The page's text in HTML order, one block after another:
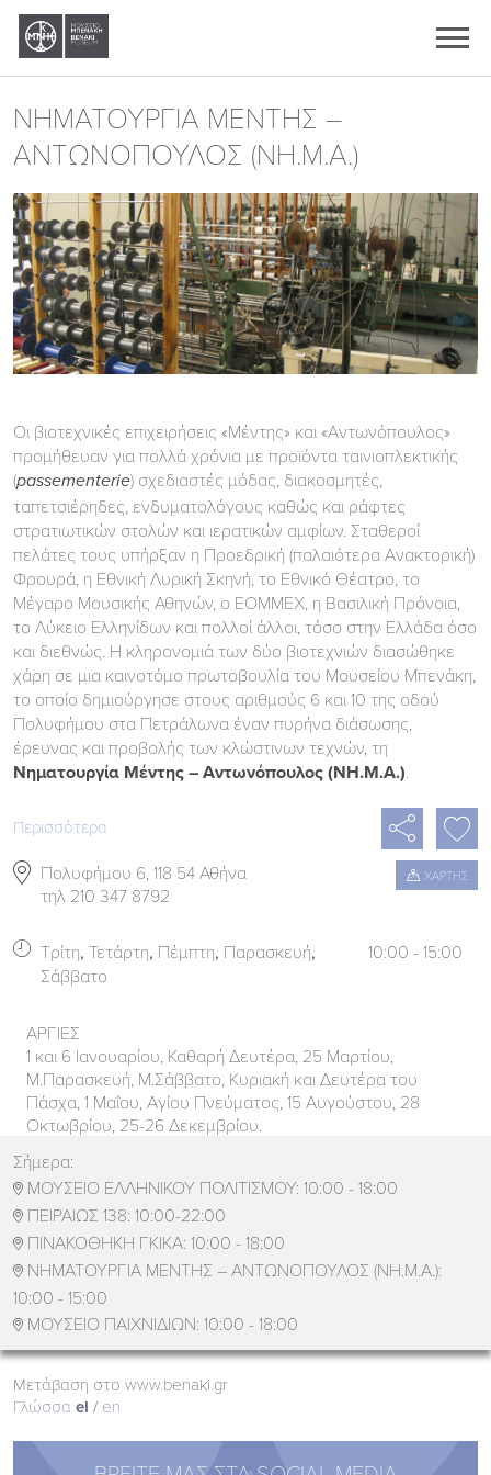
ΝΗΜΑΤΟΥΡΓΙΑ ΜΕΝΤΗΣ –
ΑΝΤΩΝΟΠΟΥΛΟΣ (ΝΗ.Μ.Α.)
Οι βιοτεχνικές επιχειρήσεις «Μέντης» και «Αντωνόπουλος»
προμήθευαν για πολλά χρόνια με προϊόντα ταινιοπλεκτικής
(passementerie) σχεδιαστές μόδας, διακοσμητές,
ταπετσιέρηδες, ενδυματολόγους καθώς και ράφτες
στρατιωτικών στολών και ιερατικών αμφίων. Σταθεροί
πελάτες τους υπήρξαν η Προεδρική (παλαιότερα Ανακτορική)
Φρουρά, η Εθνική Λυρική Σκηνή, το Εθνικό Θέατρο, το
Μέγαρο Μουσικής Αθηνών, ο ΕΟΜΜΕΧ, η Βασιλική Πρόνοια,
τo Λύκειo Ελληνίδων και πολλοί άλλοι, τόσο στην Ελλάδα όσο
και διεθνώς. Η κληρονομιά των δύο βιοτεχνιών διασώθηκε
χάρη σε μια καινοτόμο πρωτοβουλία του Μουσείου Μπενάκη,
το οποίο δημιούργησε στους αριθμούς 6 και 10 της οδού
Πολυφήμου στα Πετράλωνα έναν πυρήνα διάσωσης,
έρευνας και προβολής των κλώστινων τεχνών, τη
Νηματουργία Μέντης – Αντωνόπουλος (ΝΗ.Μ.Α.)
Περισσότερα 
 Πολυφήμου 6, 118 54 Αθήνα
τηλ 210 347 8792
 ΧΑΡΤΗΣ
 Τρίτη Τετάρτη Πέμπτη Παρασκευή
Σάββατο
10:00 - 15:00
ΑΡΓΙΕΣ
1 και 6 Ιανουαρίου, Καθαρή Δευτέρα, 25 Μαρτίου,
Μ.Παρασκευή, Μ.Σάββατο, Κυριακή και Δευτέρα του
Πάσχα, 1 Μαΐου, Αγίου Πνεύματος, 15 Αυγούστου, 28
Οκτωβρίου, 25-26 Δεκεμβρίου.
Σήμερα:
 ΜΟΥΣΕΙΟ ΕΛΛΗΝΙΚΟΥ ΠΟΛΙΤΙΣΜΟΥ: 10:00 - 18:00
 ΠΕΙΡΑΙΩΣ 138: 10:00-22:00
 ΠΙΝΑΚΟΘΗΚΗ ΓΚΙΚΑ: 10:00 - 18:00
 ΝΗΜΑΤΟΥΡΓΙΑ ΜΕΝΤΗΣ – ΑΝΤΩΝΟΠΟΥΛΟΣ (ΝΗ.Μ.Α.):
10:00 - 15:00
 ΜΟΥΣΕΙΟ ΠΑΙΧΝΙΔΙΩΝ: 10:00 - 18:00
Μετάβαση στο www.benaki.gr
Γλώσσα el en